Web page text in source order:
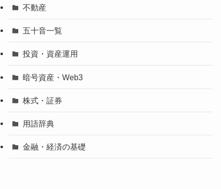
不動産
五十音一覧
投資・資産運用
暗号資産・Web3
株式・証券
用語辞典
金融・経済の基礎